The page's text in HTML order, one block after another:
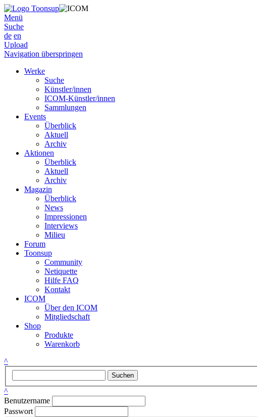
Menü
Suche
de en
Upload
Navigation überspringen
Werke
Suche
Künstler/innen
ICOM-Künstler/innen
Sammlungen
Events
Überblick
Aktuell
Archiv
Aktionen
Überblick
Aktuell
Archiv
Magazin
Überblick
News
Impressionen
Interviews
Milieu
Forum
Toonsup
Community
Netiquette
Hilfe FAQ
Kontakt
ICOM
Über den ICOM
Mitgliedschaft
Shop
Produkte
Warenkorb
^
Suchen
^
Benutzername
Passwort